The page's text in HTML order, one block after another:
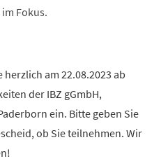
Fokus.
herzlich am 22.08.2023 ab
der IBZ gGmbH,
ein. Bitte geben Sie
ob Sie teilnehmen. Wir